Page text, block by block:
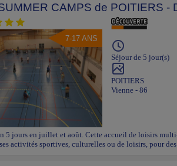
CAMPS de POITIERS -
7-17 ANS
Séjour de 5 jour(s)
POITIERS
Vienne - 86
5 jours en juillet et août. Cette accueil de loisirs
activités sportives, culturelles ou de loisirs, pour